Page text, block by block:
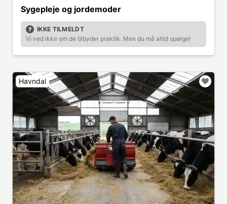
Sygepleje og jordemoder
IKKE TILMELDT
Vi ved ikke om de tilbyder praktik. Men du må altid spørge!
Havndal